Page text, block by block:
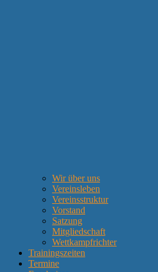
Wir über uns
Vereinsleben
Vereinsstruktur
Vorstand
Satzung
Mitgliedschaft
Wettkampfrichter
Trainingszeiten
Termine